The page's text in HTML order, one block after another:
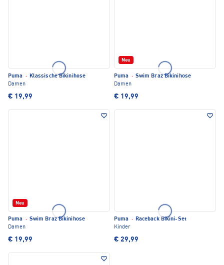
Puma · Klassische Bikinihose
Damen
€ 19,99
Neu
Puma · Swim Braz Bikinihose
Damen
€ 19,99
Neu
Puma · Swim Braz Bikinihose
Damen
€ 19,99
Puma · Raceback Bikini-Set
Kinder
€ 29,99